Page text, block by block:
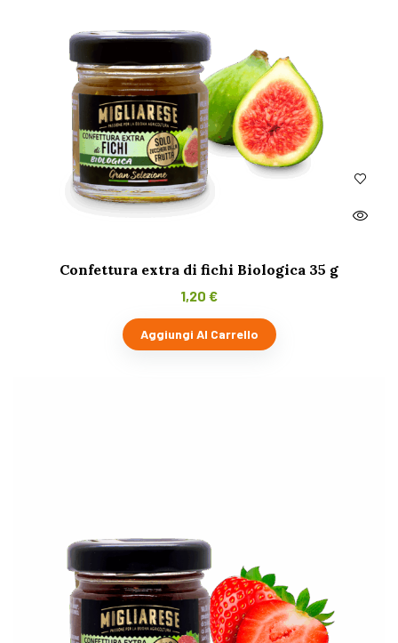
Confettura extra di fichi Biologica 35 g
1,20 €
Aggiungi Al Carrello